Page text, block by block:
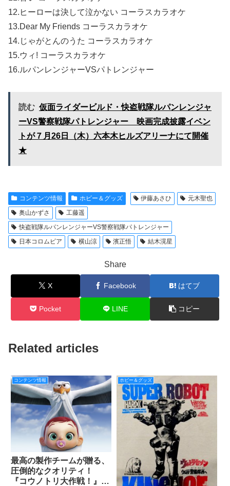
12.ヒーローは決して泣かない コーラスカラオケ
13.Dear My Friends コーラスカラオケ
14.じゃがとんのうた コーラスカラオケ
15.ウィ! コーラスカラオケ
16.ルパンレンジャーVSパトレンジャー
読む 仮面ライダービルド・快盗戦隊ルパンレンジャ
ーVS警察戦隊パトレンジャー 映画完成披露イベン
トが７月26日（木）六本木ヒルズアリーナにて開催
★
コンテンツ情報 ホビー＆グッズ 伊藤あさひ
元木聖也
奥山かずさ
工藤遥
快盗戦隊ルパンレンジャーVS警察戦隊パトレンジャー
日本コロムビア
横山涼 濱正悟 結木滉星
Share
X Facebook はてブ
Pocket LINE コピー
Related articles
コンテンツ情報
最高の製作チームが贈る、
圧倒的なクオリティ！
『コウノトリ大作戦！』が
ホビー＆グッズ